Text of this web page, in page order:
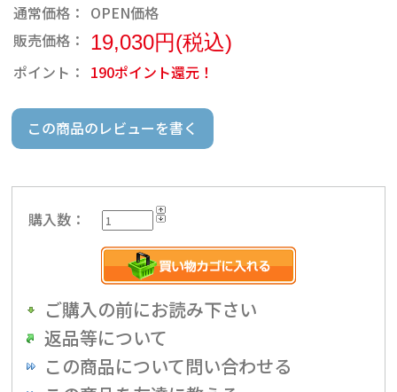
通常価格： OPEN価格
販売価格： 19,030円(税込)
ポイント： 190ポイント還元！
この商品のレビューを書く
購入数：
ご購入の前にお読み下さい
返品等について
この商品について問い合わせる